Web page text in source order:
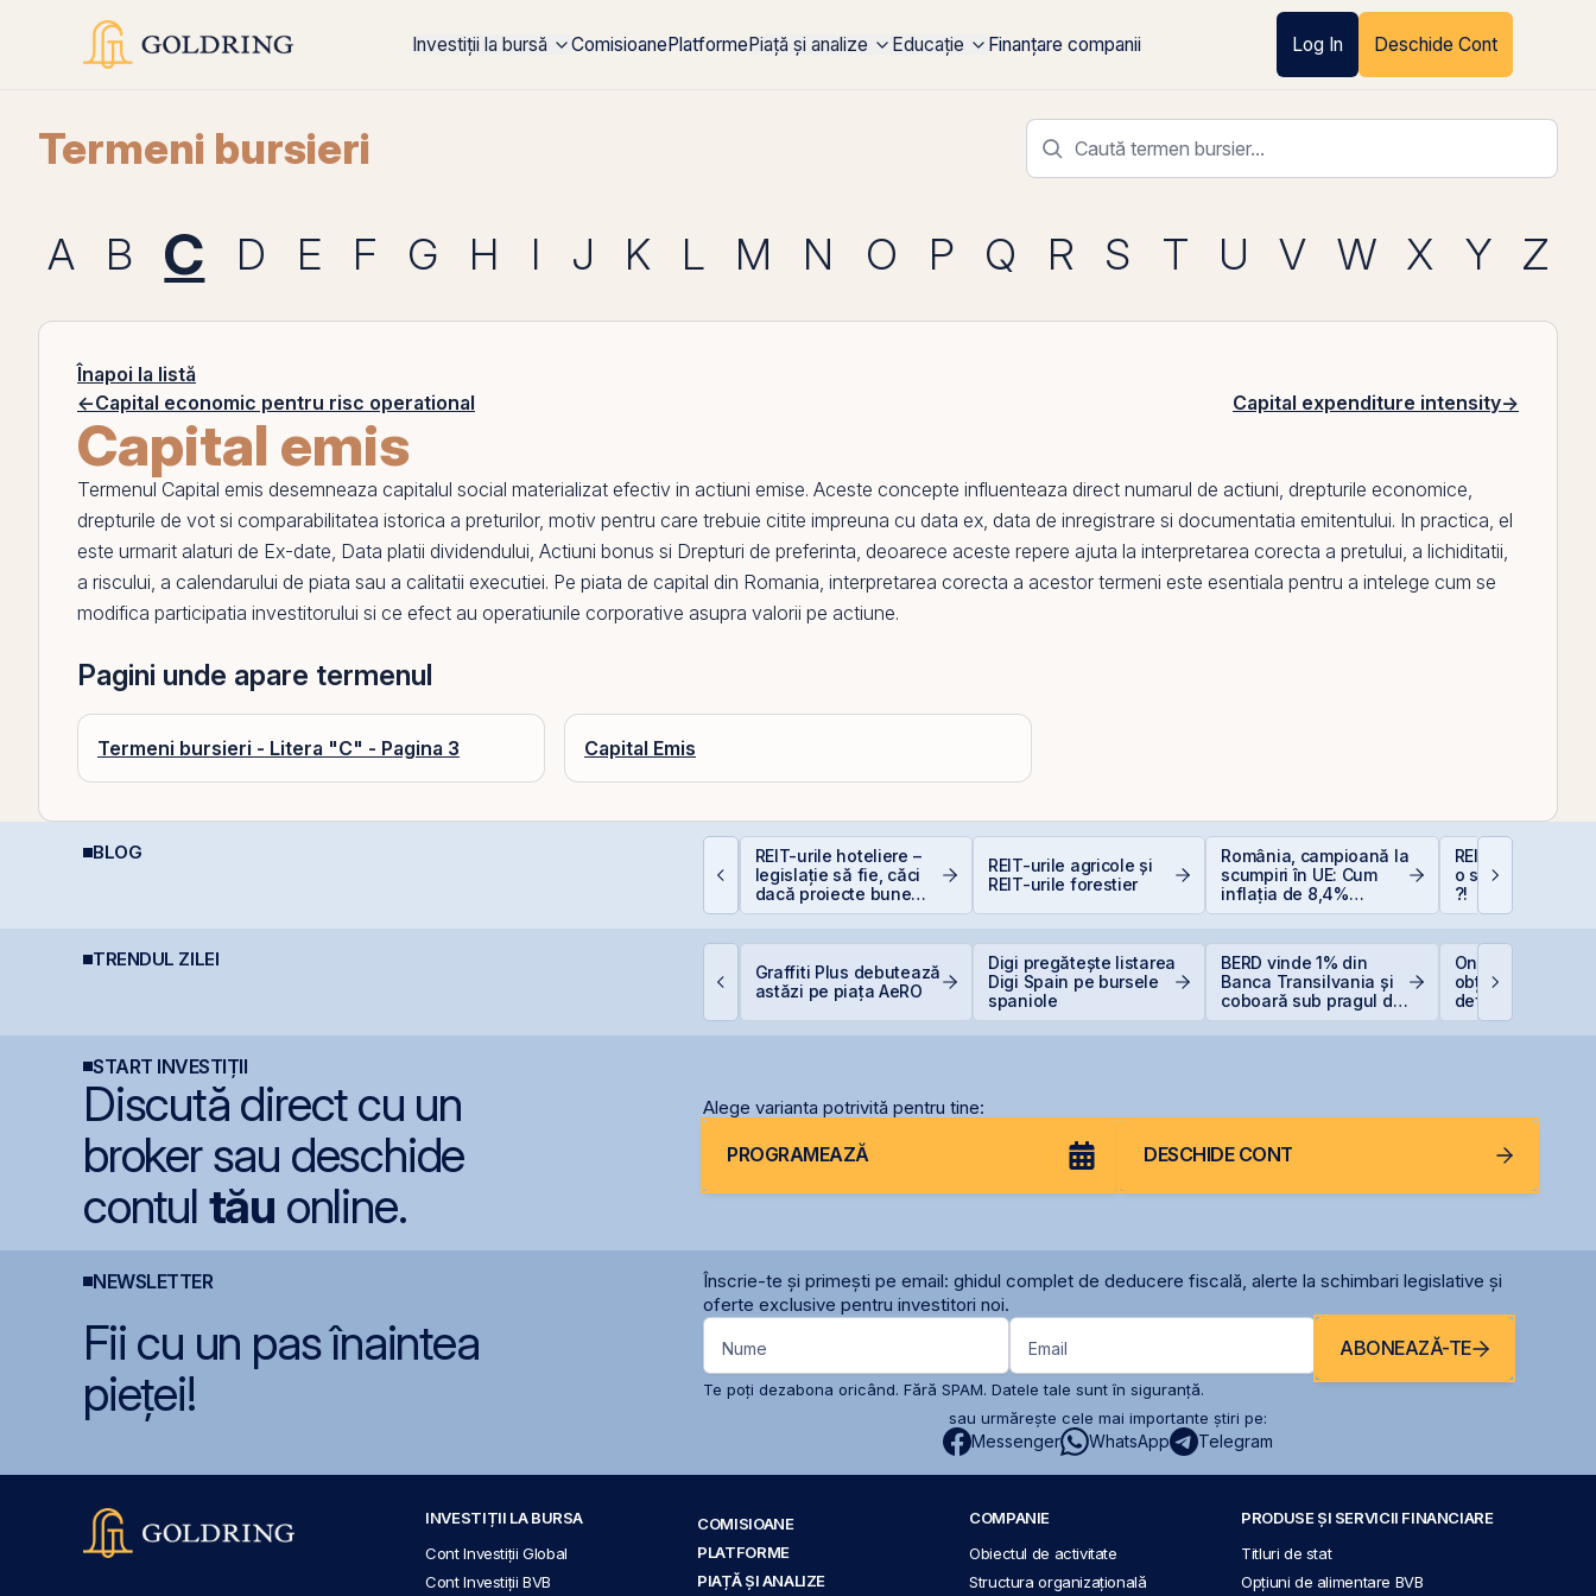
Investiții la bursă ComisioanePlatformePiață și analize Educație Finanțare companii Log In Deschide Cont
Termeni bursieri
A B C D E F G H I J K L M N O P Q R S T U V W X Y Z
Înapoi la listă
←Capital economic pentru risc operational Capital expenditure intensity→
Capital emis
Termenul Capital emis desemneaza capitalul social materializat efectiv in actiuni emise. Aceste concepte influenteaza direct numarul de actiuni, drepturile economice,
drepturile de vot si comparabilitatea istorica a preturilor, motiv pentru care trebuie citite impreuna cu data ex, data de inregistrare si documentatia emitentului. In practica, el
este urmarit alaturi de Ex-date, Data platii dividendului, Actiuni bonus si Drepturi de preferinta, deoarece aceste repere ajuta la interpretarea corecta a pretului, a lichiditatii,
a riscului, a calendarului de piata sau a calitatii executiei. Pe piata de capital din Romania, interpretarea corecta a acestor termeni este esentiala pentru a intelege cum se
modifica participatia investitorului si ce efect au operatiunile corporative asupra valorii pe actiune.
Pagini unde apare termenul
Termeni bursieri - Litera "C" - Pagina 3 Capital Emis
BLOG
Cine e eligibil pentru
REIT-urile hoteliere –
legislație să fie, căci
dacă proiecte bune
sunt și banii se găsesc
REIT-urile agricole și
REIT-urile forestier
România, campioană la
scumpiri în UE: Cum
inflația de 8,4%
erodează bugetul și
REIT-urile
o supapă pentru
?!
TRENDUL ZILEI
BVB estimează
2026 sau începutul lui
2027
Graffiti Plus debutează
astăzi pe piața AeRO
Digi pregătește listarea
Digi Spain pe bursele
spaniole
BERD vinde 1% din
Banca Transilvania și
coboară sub pragul de
One United
obține o hotărâre
definitivă
pentru One
START INVESTIȚII
Discută direct cu un
broker sau deschide
contul tău online.
Alege varianta potrivită pentru tine:
PROGRAMEAZĂ DESCHIDE CONT
NEWSLETTER
Înscrie-te și primești pe email: ghidul complet de deducere fiscală, alerte la schimbari legislative și
oferte exclusive pentru investitori noi.
Fii cu un pas înaintea
pieței!
Nume Email ABONEAZĂ-TE
Te poți dezabona oricând. Fără SPAM. Datele tale sunt în siguranță.
sau urmărește cele mai importante știri pe:
Messenger WhatsApp Telegram
INVESTIȚII LA BURSA
Cont Investiții Global
Cont Investiții BVB
COMISIOANE
PLATFORME
PIAȚĂ ȘI ANALIZE
COMPANIE
Obiectul de activitate
Structura organizațională
PRODUSE ȘI SERVICII FINANCIARE
Titluri de stat
Opțiuni de alimentare BVB